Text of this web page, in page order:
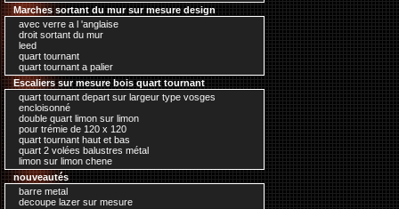
Marches sortant du mur sur mesure design
avec verre a l 'anglaise
droit sortant du mur
leed
quart tournant
quart tournant a palier
Escaliers sur mesure bois quart tournant
quart tournant depart sur largeur type vosges
encloisonné
double quart limon sur limon
pour trémie de 120 x 120
quart tournant haut et bas
quart 2 volées balustres métal
limon sur limon chene
nouveautés
barre metal
decoupe lazer sur mesure